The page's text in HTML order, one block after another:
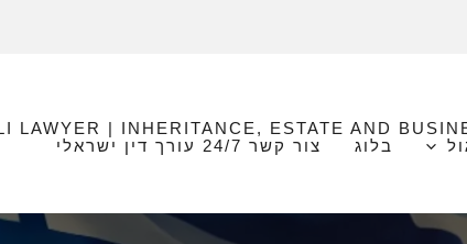
LAWYER | INHERITANCE, ESTATE AND
בלוג צור קשר 24/7 עורך דין ישראלי